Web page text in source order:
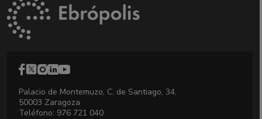
Palacio de Montemuzo, C. de Santiago, 34,
50003 Zaragoza
Teléfono: 976 721 040